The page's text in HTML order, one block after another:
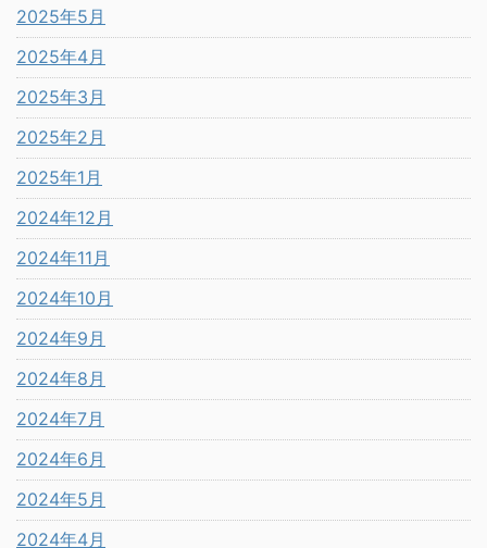
2025年5月
2025年4月
2025年3月
2025年2月
2025年1月
2024年12月
2024年11月
2024年10月
2024年9月
2024年8月
2024年7月
2024年6月
2024年5月
2024年4月